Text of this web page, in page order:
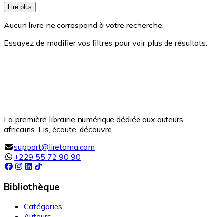
Lire plus
Aucun livre ne correspond à votre recherche.
Essayez de modifier vos filtres pour voir plus de résultats.
La première librairie numérique dédiée aux auteurs
africains. Lis, écoute, découvre.
support@liretama.com
+229 55 72 90 90
Bibliothèque
Catégories